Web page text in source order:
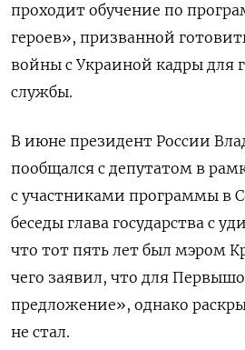
проходит обучение по
героев», призванной
войны с Украиной кадры для
службы.
В июне президент России
пообщался с депутатом в
с участниками программы в
беседы глава государства с
что тот пять лет был мэром
чего заявил, что для
предложение», однако
не стал.